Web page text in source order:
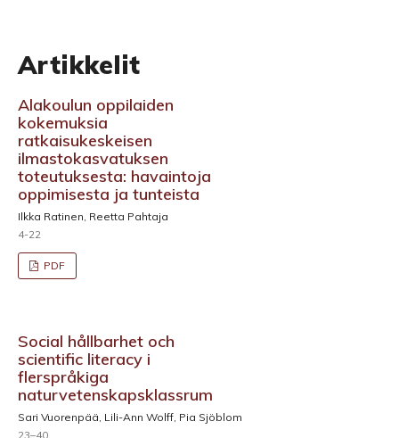
Artikkelit
Alakoulun oppilaiden
kokemuksia
ratkaisukeskeisen
ilmastokasvatuksen
toteutuksesta: havaintoja
oppimisesta ja tunteista
Ilkka Ratinen, Reetta Pahtaja
4-22
PDF
Social hållbarhet och
scientific literacy i
flerspråkiga
naturvetenskapsklassrum
Sari Vuorenpää, Lili-Ann Wolff, Pia Sjöblom
23–40